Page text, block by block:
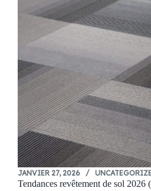
JANVIER 27, 2026
Tendances revêtement de sol 2026